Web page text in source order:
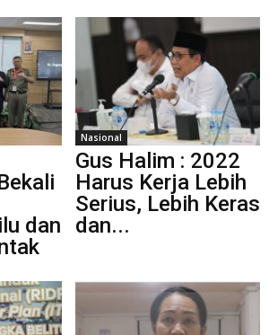
dan
Nasional
Gus Halim : 2022
Harus Kerja Lebih
Serius, Lebih Keras
dan...